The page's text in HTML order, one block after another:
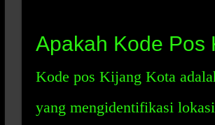
Apakah Kode Pos
Kode pos Kijang Kota
yang mengidentifikasi